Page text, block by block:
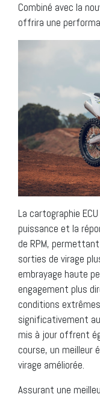
Combiné avec la
offrira une
La cartographie
puissance et la
de RPM,
sorties de virage
embrayage haute
engagement plus
conditions
significativement
mis à jour offrent
course, un meilleur
virage améliorée.
Assurant une